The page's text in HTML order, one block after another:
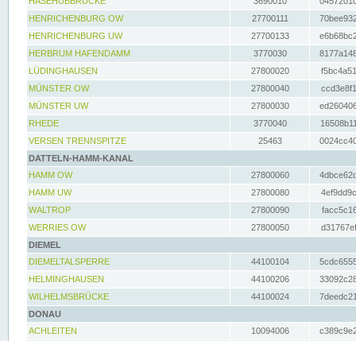
HENRICHENBURG OW
27700111
HENRICHENBURG UW
27700133
HERBRUM HAFENDAMM
3770030
LÜDINGHAUSEN
27800020
MÜNSTER OW
27800040
MÜNSTER UW
27800030
RHEDE
3770040
VERSEN TRENNSPITZE
25463
DATTELN-HAMM-KANAL
HAMM OW
27800060
HAMM UW
27800080
WALTROP
27800090
WERRIES OW
27800050
DIEMEL
DIEMELTALSPERRE
44100104
HELMINGHAUSEN
44100206
WILHELMSBRÜCKE
44100024
DONAU
ACHLEITEN
10094006